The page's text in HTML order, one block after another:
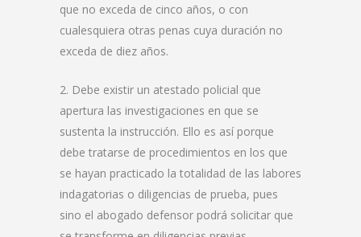
que no exceda de cinco años, o con
cualesquiera otras penas cuya duración no
exceda de diez años.
2. Debe existir un atestado policial que
apertura las investigaciones en que se
sustenta la instrucción. Ello es así porque
debe tratarse de procedimientos en los que
se hayan practicado la totalidad de las labores
indagatorias o diligencias de prueba, pues
sino el abogado defensor podrá solicitar que